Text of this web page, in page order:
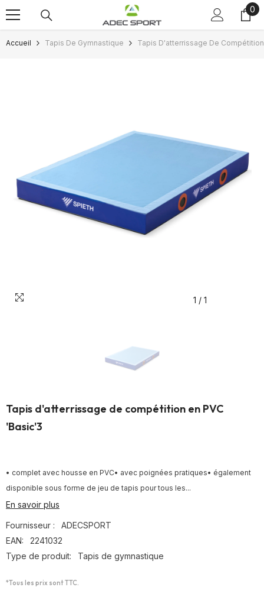
Passer au contenu 0
0
Accueil Tapis De Gymnastique Tapis D'atterrissage De
1 / 1
Tapis d'atterrissage de compétition en PVC
'Basic'3
• complet avec housse en PVC• avec poignées pratiques• également
disponible sous forme de jeu de tapis pour tous les...
En savoir plus
Fournisseur :
ADECSPORT
EAN:
2241032
Type de produit:
Tapis de gymnastique
*Tous les prix sont TTC.